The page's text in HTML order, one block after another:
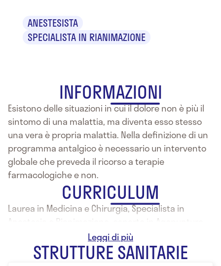
ANESTESISTA
SPECIALISTA IN RIANIMAZIONE
INFORMAZIONI
Esistono delle situazioni in cui il dolore non è più il
sintomo di una malattia, ma diventa esso stesso
una vera è propria malattia. Nella definizione di un
programma antalgico è necessario un intervento
globale che preveda il ricorso a terapie
farmacologiche e non.
CURRICULUM
Laurea in Medicina e Chirurgia, Specialista in
Anestesia e Rianimazione, esperto in Agopuntura
Medicina Tradizionale Cinese e Mesoterapia
STRUTTURE SANITARIE